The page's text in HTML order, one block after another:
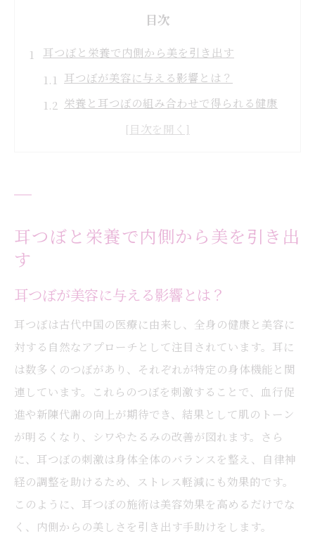
目次
耳つぼと栄養で内側から美を引き出す
耳つぼが美容に与える影響とは？
栄養と耳つぼの組み合わせで得られる健康
耳つぼ施術の前後に摂るべき栄養素
密
地域で評判のサロンで耳つぼ体験を
大阪市のサロンが提供する耳つぼ施術の特
徴
耳つぼの施術工程を詳しく解説
サロンでの耳つぼ体験者の声
専門家が語る耳つぼサロンの魅力
耳つぼと栄養の力で健康美を手に入れる
耳つぼがもたらす内側からの美しさ
耳つぼと栄養で内側から美を引き出
す
耳つぼが美容に与える影響とは？
耳つぼは古代中国の医療に由来し、全身の健康と美容に
対する自然なアプローチとして注目されています。耳に
は数多くのつぼがあり、それぞれが特定の身体機能と関
連しています。これらのつぼを刺激することで、血行促
進や新陳代謝の向上が期待でき、結果として肌のトーン
が明るくなり、シワやたるみの改善が図れます。さら
に、耳つぼの刺激は身体全体のバランスを整え、自律神
経の調整を助けるため、ストレス軽減にも効果的です。
このように、耳つぼの施術は美容効果を高めるだけでな
く、内側からの美しさを引き出す手助けをします。